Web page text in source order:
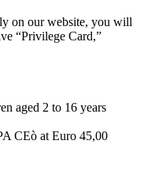
on our website, you will
“Privilege Card,”
aged 2 to 16 years
CEò at Euro 45,00